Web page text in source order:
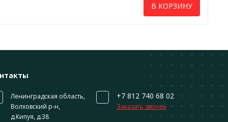
В КОРЗИНУ
Ленинградская область,
Волховский р-н,
д.Кипуя, д.38
+7 812 740 68 02
Заказать звонок